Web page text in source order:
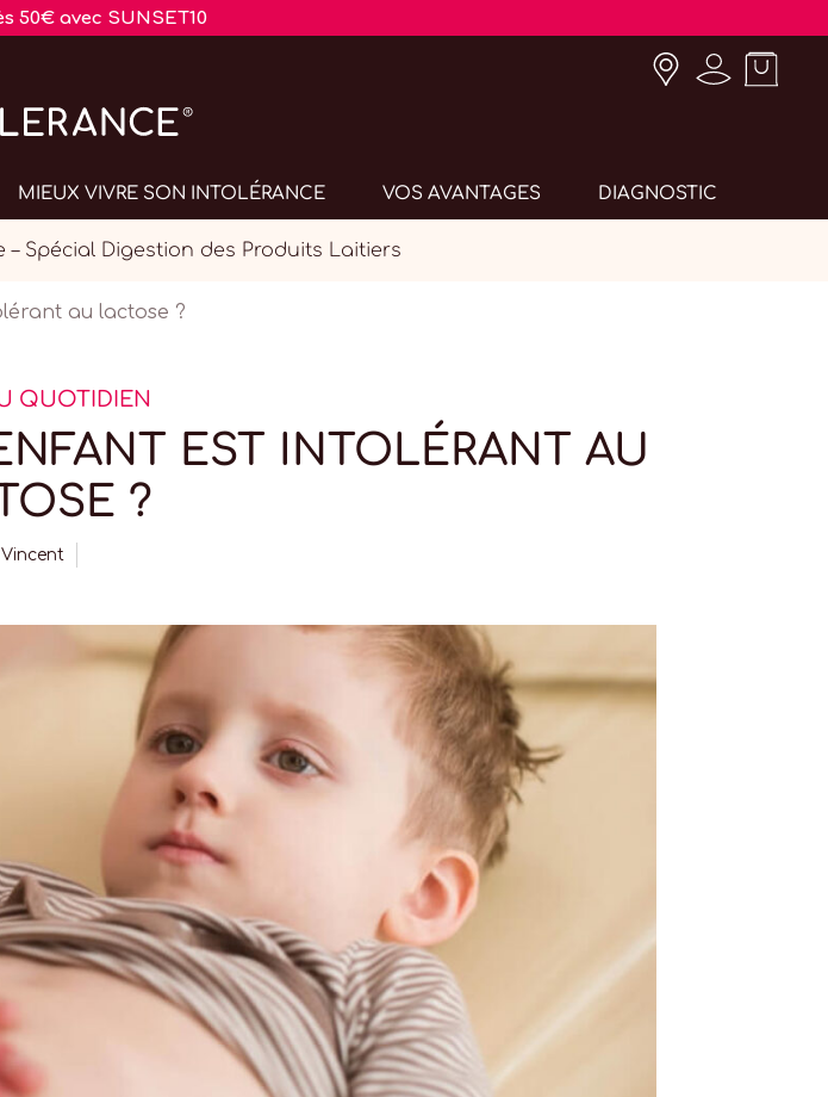
50€ avec SUNSET10
MIEUX VIVRE SON INTOLÉRANCE VOS AVANTAGES DIAGNOSTIC
– Spécial Digestion des Produits Laitiers
au lactose ?
QUOTIDIEN
EST INTOLÉRANT AU
?
Vincent